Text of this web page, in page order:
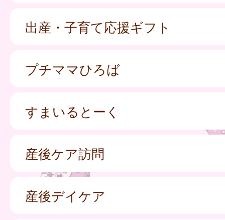
出産・子育て応援ギフト
プチママひろば
すまいるとーく
産後ケア訪問
産後デイケア